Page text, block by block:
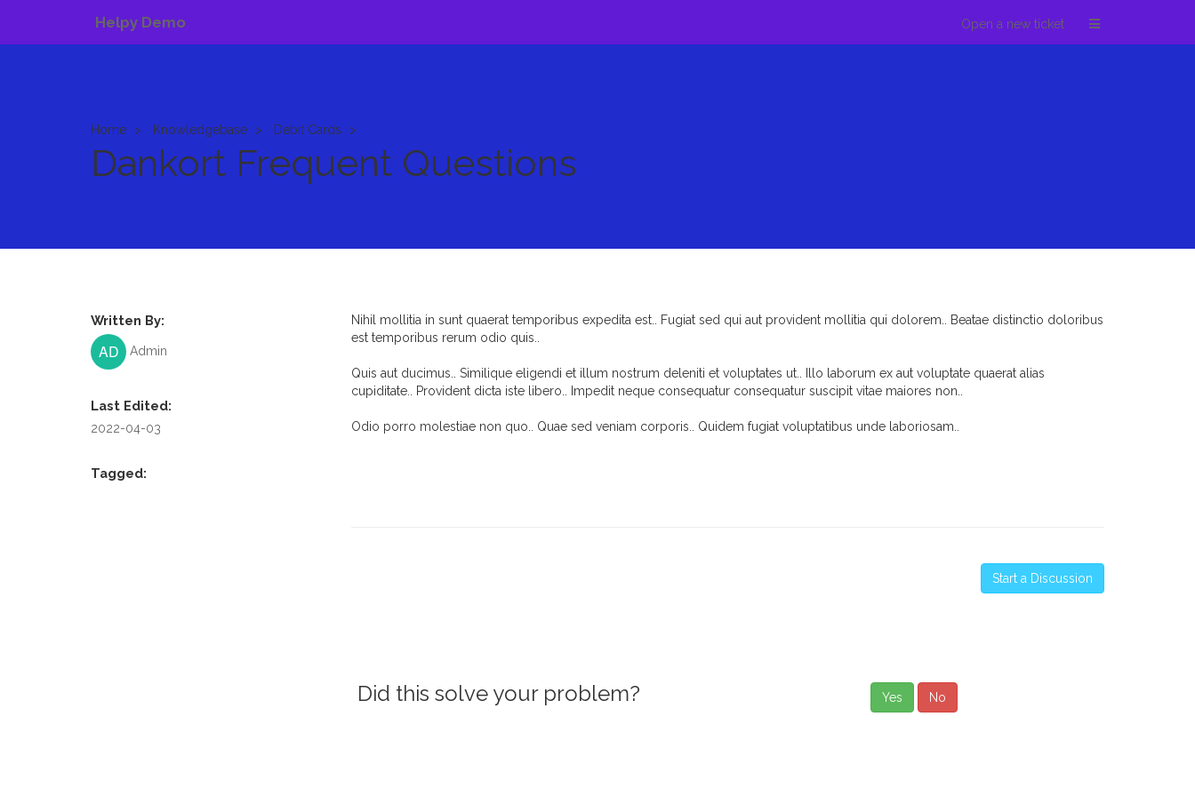
Helpy Demo Open a new ticket
Home Knowledgebase Debit Cards
Dankort Frequent Questions
Written By:
Admin
Last Edited:
2022-04-03
Tagged:
Nihil mollitia in sunt quaerat temporibus expedita est.. Fugiat sed qui aut provident mollitia qui dolorem.. Beatae distinctio doloribus
est temporibus rerum odio quis..
Quis aut ducimus.. Similique eligendi et illum nostrum deleniti et voluptates ut.. Illo laborum ex aut voluptate quaerat alias
cupiditate.. Provident dicta iste libero.. Impedit neque consequatur consequatur suscipit vitae maiores non..
Odio porro molestiae non quo.. Quae sed veniam corporis.. Quidem fugiat voluptatibus unde laboriosam..
Start a Discussion
Did this solve your problem? Yes No